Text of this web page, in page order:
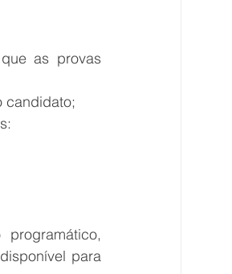
as provas
candidato;
para